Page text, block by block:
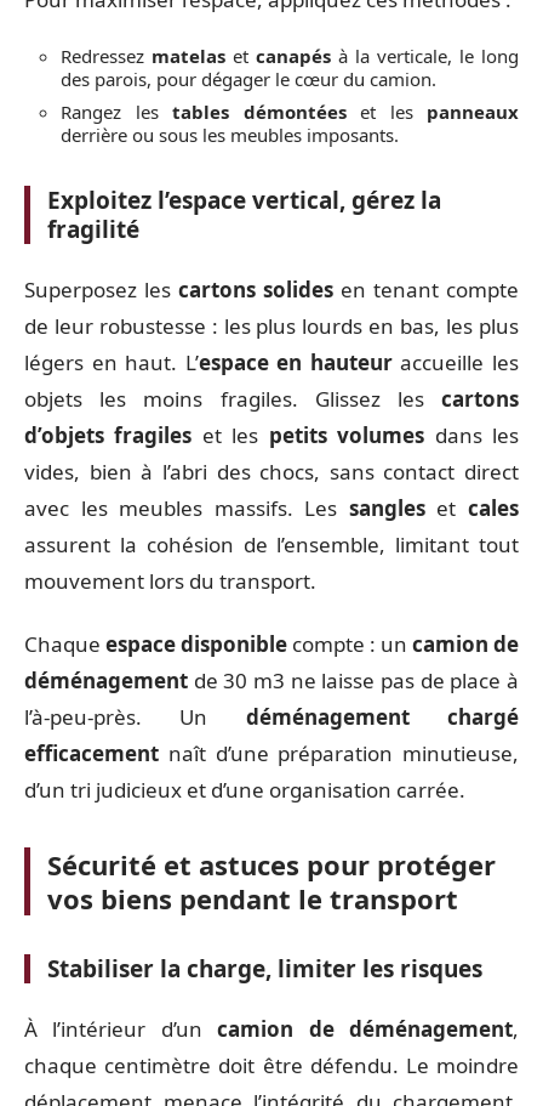
Redressez matelas et canapés à la verticale, le long
des parois, pour dégager le cœur du camion.
Rangez les tables démontéeset les panneaux
derrière ou sous les meubles imposants.
Exploitez l’espace vertical, gérez la
fragilité
Superposez les cartons solides en tenant compte
de leur robustesse : les plus lourds en bas, les plus
légers en haut. L’espace en hauteuraccueille les
objets les moins fragiles. Glissez les cartons
d’objets fragiles et les petits volumes dans les
vides, bien à l’abri des chocs, sans contact direct
avec les meubles massifs. Les sanglesetcales
assurent la cohésion de l’ensemble, limitant tout
mouvement lors du transport.
Chaque espace disponible compte : un camion de
déménagement de 30 m3 ne laisse pas de place à
l’à-peu-près. Un déménagement chargé
efficacement naît d’une préparation minutieuse,
d’un tri judicieux et d’une organisation carrée.
Sécurité et astuces pour protéger
vos biens pendant le transport
Stabiliser la charge, limiter les risques
À l’intérieur d’uncamion de déménagement,
chaque centimètre doit être défendu. Le moindre